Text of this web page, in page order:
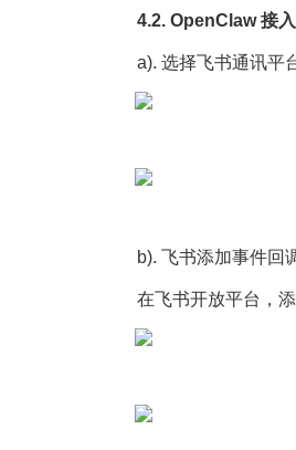
4.2. OpenClaw 接
a). 选择飞书通讯平
b). 飞书添加事件回
在飞书开放平台，